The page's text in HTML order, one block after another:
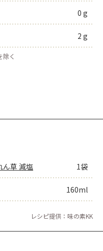
0 g
2 g
除く
ん草 減塩 1袋
160ml
レシピ提供：味の素KK